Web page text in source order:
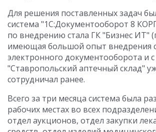
Для решения поставленных задач
система "1С:Документооборот 8
по внедрению стала ГК "Бизнес ИТ"
имеющая большой опыт внедрения
электронного документооборота и
"Ставропольский аптечный склад"
сотрудничал ранее.
Всего за три месяца система была
рабочих местах во всех
отдел аукционов, отдел закупки